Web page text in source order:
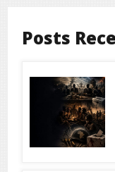
Posts